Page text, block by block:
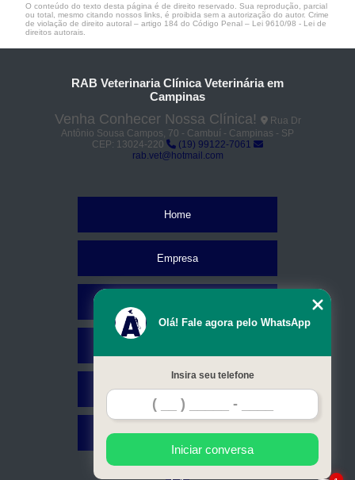
O conteúdo do texto desta página é de direito reservado. Sua reprodução, parcial
ou total, mesmo citando nossos links, é proibida sem a autorização do autor. Crime
de violação de direito autoral – artigo 184 do Código Penal – Lei 9610/98 - Lei de
direitos autorais
RAB Veterinaria Clínica Veterinária em
Campinas
Venha Conhecer Nossa Clínica!
Rua Dr
Antônio Sousa Campos, 70 - Cambuí - Campinas - SP
CEP: 13024-220
(19) 99122-7061
rab.vet@hotmail.com
Home
Empresa
Contato
Mapa do site
Olá! Fale agora pelo WhatsApp
Insira seu telefone
Iniciar conversa